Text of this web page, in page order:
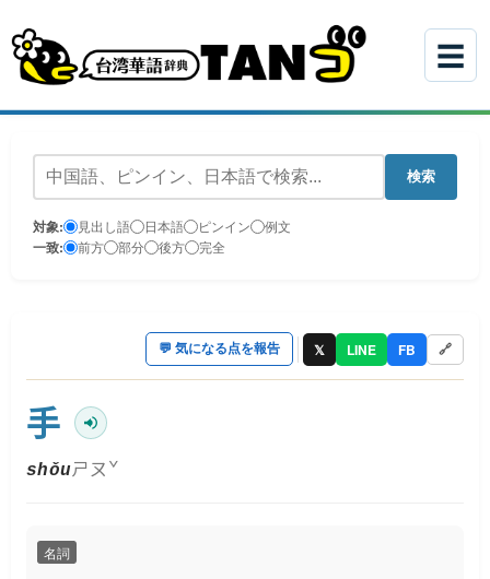
☰
検索
対象: 見出し語 日本語 ピンイン 例文
一致: 前方 部分 後方 完全
💬 気になる点を報告 𝕏 LINE FB 🔗
手
shǒuㄕㄡˇ
名詞